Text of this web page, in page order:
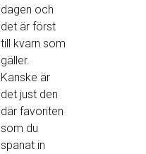
dagen och
det är först
till kvarn som
gäller.
Kanske är
det just den
där favoriten
som du
spanat in